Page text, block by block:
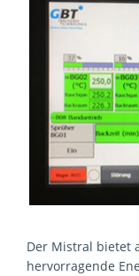
Der Mistral bietet
hervorragende